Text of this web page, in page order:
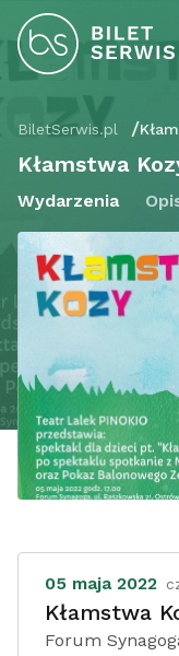
BiletSerwis.pl
Kłamstwa
Wydarzenia
05 maja 2022
Kłamstwa
Forum